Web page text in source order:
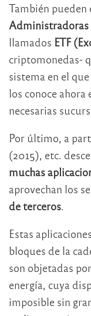
También pueden
Administradoras
llamados ETF
criptomonedas-
sistema en el
los conoce ahora
necesarias
Por último, a
(2015), etc.
muchas
aprovechan los
de terceros.
Estas
bloques de la
son objetadas
energía, cuya
imposible sin